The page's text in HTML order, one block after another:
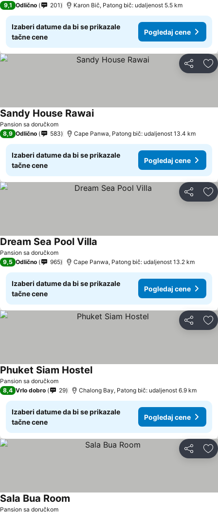
9,1 Odlično 201 Karon Bič, Patong bič: udaljenost 5.5 km
Izaberi datume da bi se prikazale
tačne cene
Pogledaj cene
Deli
Pansion sa doručkom
Sandy House Rawai
8,9 Odlično 583 Cape Panwa, Patong bič: udaljenost 13.4 km
Izaberi datume da bi se prikazale
tačne cene
Pogledaj cene
Deli
Pansion sa doručkom
Dream Sea Pool Villa
9,5 Odlično 965 Cape Panwa, Patong bič: udaljenost 13.2 km
Izaberi datume da bi se prikazale
tačne cene
Pogledaj cene
Deli
Pansion sa doručkom
Phuket Siam Hostel
8,4 Vrlo dobro 29 Chalong Bay, Patong bič: udaljenost 6.9 km
Izaberi datume da bi se prikazale
tačne cene
Pogledaj cene
Deli
Pansion sa doručkom
Sala Bua Room